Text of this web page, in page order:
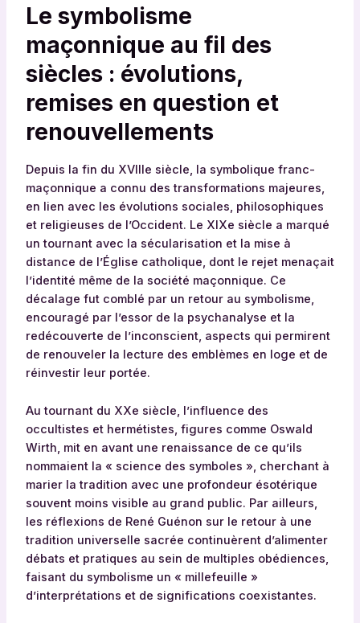
Le symbolisme
maçonnique au fil des
siècles : évolutions,
remises en question et
renouvellements
Depuis la fin du XVIIIe siècle, la symbolique franc-
maçonnique a connu des transformations majeures,
en lien avec les évolutions sociales, philosophiques
et religieuses de l’Occident. Le XIXe siècle a marqué
un tournant avec la sécularisation et la mise à
distance de l’Église catholique, dont le rejet menaçait
l’identité même de la société maçonnique. Ce
décalage fut comblé par un retour au symbolisme,
encouragé par l’essor de la psychanalyse et la
redécouverte de l’inconscient, aspects qui permirent
de renouveler la lecture des emblèmes en loge et de
réinvestir leur portée.
Au tournant du XXe siècle, l’influence des
occultistes et hermétistes, figures comme Oswald
Wirth, mit en avant une renaissance de ce qu’ils
nommaient la « science des symboles », cherchant à
marier la tradition avec une profondeur ésotérique
souvent moins visible au grand public. Par ailleurs,
les réflexions de René Guénon sur le retour à une
tradition universelle sacrée continuèrent d’alimenter
débats et pratiques au sein de multiples obédiences,
faisant du symbolisme un « millefeuille »
d’interprétations et de significations coexistantes.